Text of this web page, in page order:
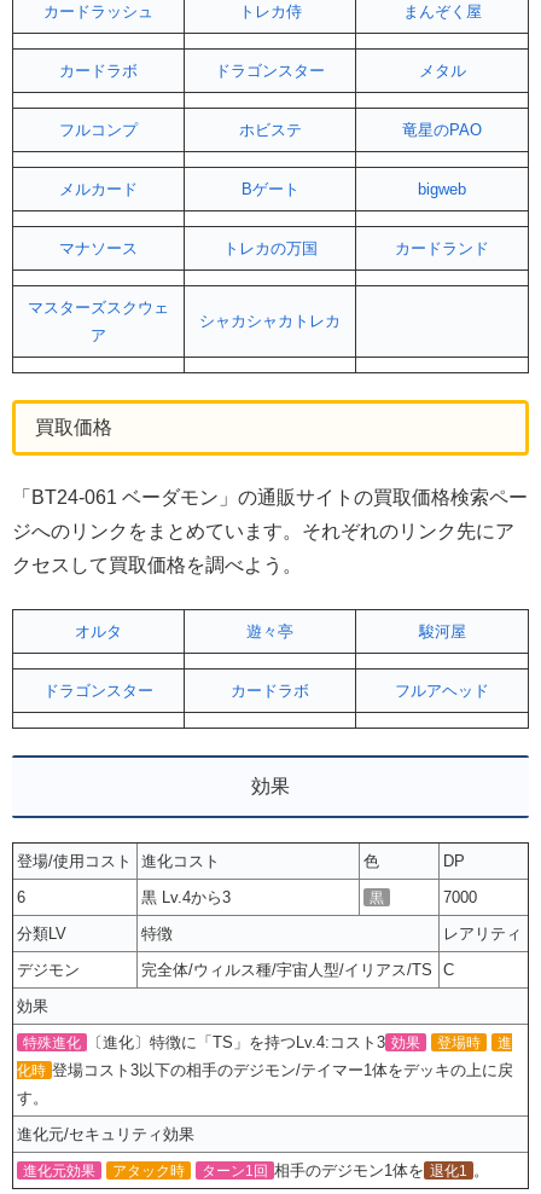
カードラッシュ トレカ侍 まんぞく屋
カードラボ ドラゴンスター メタル
フルコンプ ホビステ 竜星のPAO
メルカード Bゲート bigweb
マナソース トレカの万国 カードランド
マスターズスクウェ
ア
シャカシャカトレカ
買取価格
「BT24-061 ベーダモン」の通販サイトの買取価格検索ペー
ジへのリンクをまとめています。それぞれのリンク先にア
クセスして買取価格を調べよう。
オルタ 遊々亭 駿河屋
ドラゴンスター カードラボ フルアヘッド
効果
登場/使用コスト 進化コスト 色
DP
6
黒 Lv.4から3 黒
7000
分類LV
特徴
レアリティ
デジモン
完全体/ウィルス種/宇宙人型/イリアス/TS
C
効果
特殊進化 〔進化〕特徴に「TS」を持つLv.4:コスト3 効果 登場時
進
化時 登場コスト3以下の相手のデジモン/テイマー1体をデッキの上に戻
す。
進化元/セキュリティ効果
進化元効果 アタック時 ターン1回 相手のデジモン1体を 退化1 。